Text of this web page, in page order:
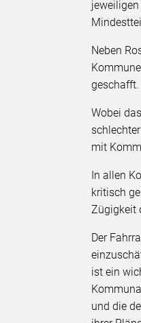
Neben
geschafft.
Wobei
mit
In allen
kritisch
Zügigkeit
Der
ist ein
und die